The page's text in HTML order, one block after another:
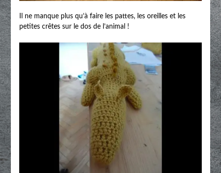
Il ne manque plus qu’à faire les pattes, les oreilles et les
petites crêtes sur le dos de l’animal !